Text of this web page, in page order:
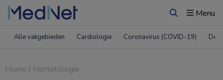
ZoekenMenu
Alle vakgebieden Cardiologie Coronavirus (COVID-19)
Home | Hematologie